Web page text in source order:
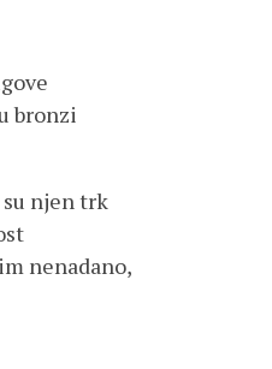
bronzi
njen trk
nenadano,